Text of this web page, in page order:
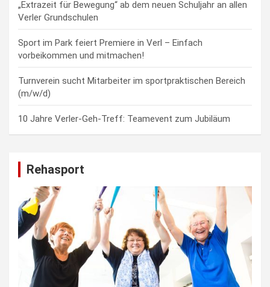
„Extrazeit für Bewegung“ ab dem neuen Schuljahr an allen
Verler Grundschulen
Sport im Park feiert Premiere in Verl – Einfach
vorbeikommen und mitmachen!
Turnverein sucht Mitarbeiter im sportpraktischen Bereich
(m/w/d)
10 Jahre Verler-Geh-Treff: Teamevent zum Jubiläum
Rehasport